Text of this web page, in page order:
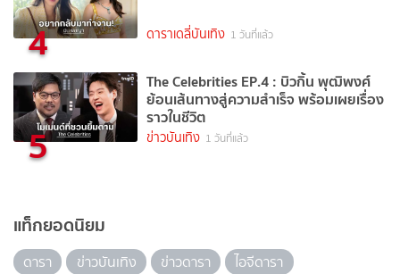
4 ดาราเดลี่บันเทิง 1 วันที่แล้ว
5
The Celebrities EP.4 : บิวกิ้น พุฒิพงศ์
ย้อนเส้นทางสู่ความสำเร็จ พร้อมเผยเรื่อง
ราวในชีวิต
ข่าวบันเทิง 1 วันที่แล้ว
แท็กยอดนิยม
ดารา ข่าวบันเทิง ข่าวดารา
ไอจีดารา